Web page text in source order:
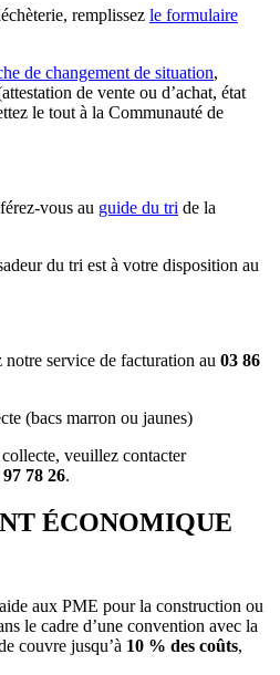
remplissez le formulaire
de changement de situation,
de vente ou d’achat, état
le tout à la Communauté de
vous au guide du tri de la
du tri est à votre disposition au
service de facturation au 03 86
(bacs marron ou jaunes)
veuillez contacter
78 26.
ÉCONOMIQUE
aux PME pour la construction ou
le cadre d’une convention avec la
couvre jusqu’à 10 % des coûts,